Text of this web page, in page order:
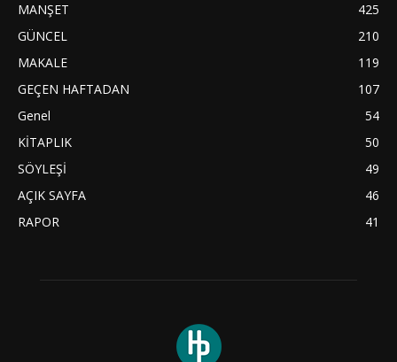
MANŞET
425
GÜNCEL
210
MAKALE
119
GEÇEN HAFTADAN
107
Genel
54
KİTAPLIK
50
SÖYLEŞİ
49
AÇIK SAYFA
46
RAPOR
41